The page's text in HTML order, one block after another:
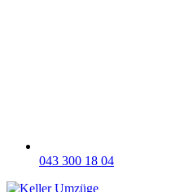
043 300 18 04